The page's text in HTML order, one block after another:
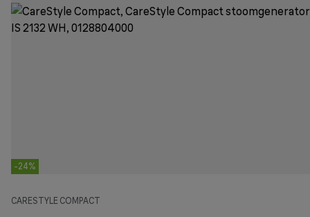
-24%
CARESTYLE COMPACT